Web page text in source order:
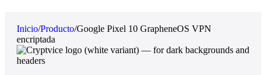
Inicio/Producto/Google Pixel 10 GrapheneOS VPN
encriptada